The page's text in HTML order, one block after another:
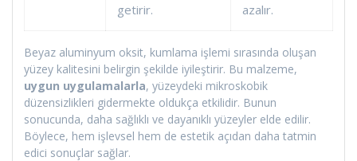
getirir.
azalır.
Beyaz aluminyum oksit, kumlama işlemi sırasında oluşan
yüzey kalitesini belirgin şekilde iyileştirir. Bu malzeme,
uygun uygulamalarla, yüzeydeki mikroskobik
düzensizlikleri gidermekte oldukça etkilidir. Bunun
sonucunda, daha sağlıklı ve dayanıklı yüzeyler elde edilir.
Böylece, hem işlevsel hem de estetik açıdan daha tatmin
edici sonuçlar sağlar.